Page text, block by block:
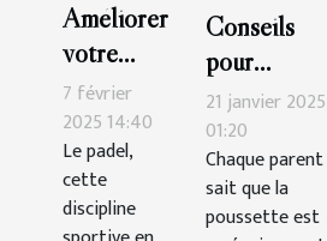
Améliorer
votre
technique
de padel :
exercices
pratiques
7 février
2025 14:40
Le padel,
cette
discipline
Conseils
pour
maintenir et
nettoyer
votre
poussette
21 janvier 2025
01:20
Chaque parent
sait que la
poussette est